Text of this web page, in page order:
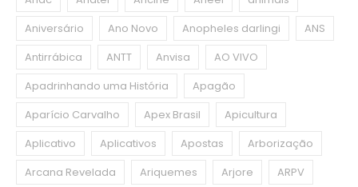
Aniversário
Ano Novo Anopheles darlingi
ANS
Antirrábica
ANTT Anvisa
AO VIVO
Apadrinhando uma História
Apagão
Aparício Carvalho
Apex Brasil
Apicultura
Aplicativo
Aplicativos Apostas
Arborização
Arcana Revelada
Ariquemes Arjore
ARPV